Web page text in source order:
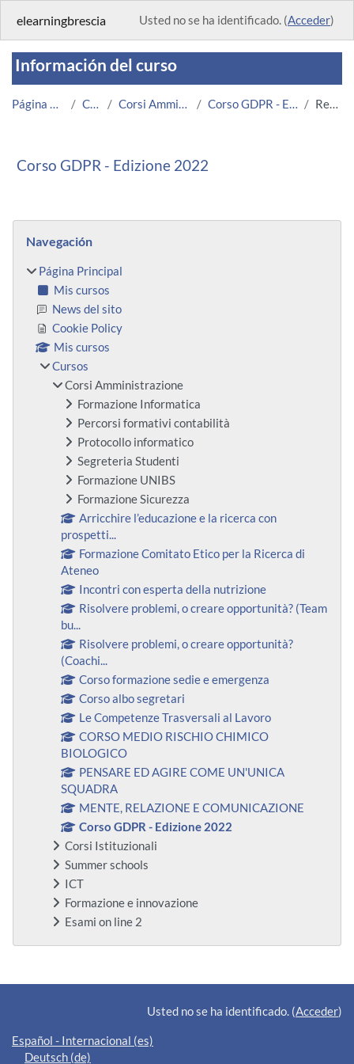
elearningbrescia Usted no se ha identificado. (Acceder)
Información del curso
Página Principal Cursos Corsi Amministrazione Corso GDPR - Edizione 2022 Resumen
Corso GDPR - Edizione 2022
Bloques
Navegación
Página Principal
Mis cursos
News del sito
Cookie Policy
Mis cursos
Cursos
Corsi Amministrazione
Formazione Informatica
Percorsi formativi contabilità
Protocollo informatico
Segreteria Studenti
Formazione UNIBS
Formazione Sicurezza
Arricchire l’educazione e la ricerca con
prospetti...
Formazione Comitato Etico per la Ricerca di
Ateneo
Incontri con esperta della nutrizione
Risolvere problemi, o creare opportunità? (Team
bu...
Risolvere problemi, o creare opportunità?
(Coachi...
Corso formazione sedie e emergenza
Corso albo segretari
Le Competenze Trasversali al Lavoro
CORSO MEDIO RISCHIO CHIMICO
BIOLOGICO
PENSARE ED AGIRE COME UN'UNICA
SQUADRA
MENTE, RELAZIONE E COMUNICAZIONE
Corso GDPR - Edizione 2022
Corsi Istituzionali
Summer schools
ICT
Formazione e innovazione
Esami on line 2
Bloques suplementarios
Usted no se ha identificado. (Acceder)
Español - Internacional ‎(es)‎
Deutsch ‎(de)‎